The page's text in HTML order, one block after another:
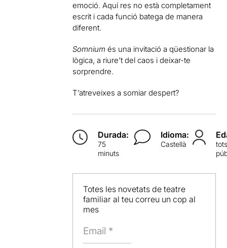
emoció. Aquí res no està completament
escrit i cada funció batega de manera
diferent.
Somnium és una invitació a qüestionar la
lògica, a riure’t del caos i deixar-te
sorprendre.
T’atreveixes a somiar despert?
Durada:
75
minuts
Idioma:
Castellà
Totes les novetats de teatre
familiar al teu correu un cop al
mes